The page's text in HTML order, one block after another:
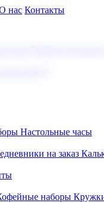
нас Контакты
Настольные часы
на заказ
наборы